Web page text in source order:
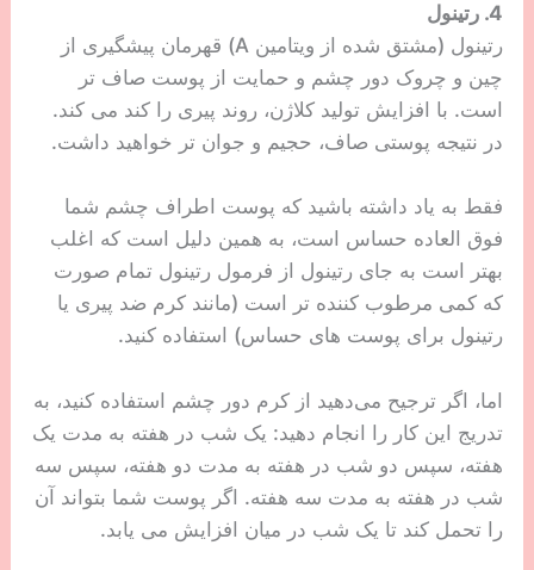
مشاهده قیمت و خرید ضد آفتاب پریم:
دیجی‌کالا
خانومی
رتینول (مشتق شده از ویتامین A) قهرمان پیشگیری از
چین و چروک دور چشم و حمایت از پوست صاف تر
در نتیجه پوستی صاف، حجیم و جوان تر خواهید داشت.
فقط به یاد داشته باشید که پوست اطراف چشم شما
فوق العاده حساس است، به همین دلیل است که اغلب
بهتر است به جای رتینول از فرمول رتینول تمام صورت